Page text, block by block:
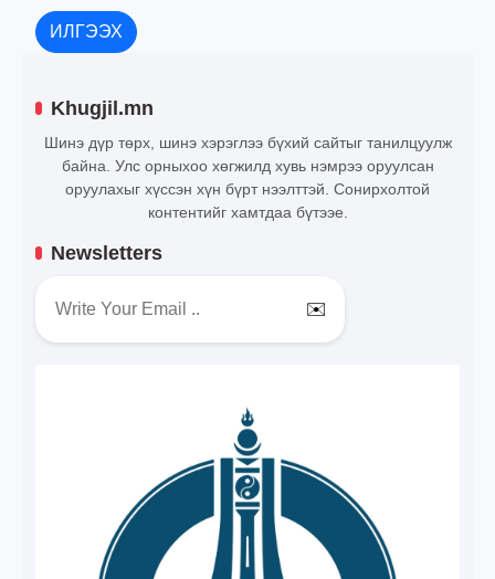
ИЛГЭЭХ
Khugjil.mn
Шинэ дүр төрх, шинэ хэрэглээ бүхий сайтыг танилцуулж
байна. Улс орныхоо хөгжилд хувь нэмрээ оруулсан
оруулахыг хүссэн хүн бүрт нээлттэй. Сонирхолтой
контентийг хамтдаа бүтээе.
Newsletters
✉️